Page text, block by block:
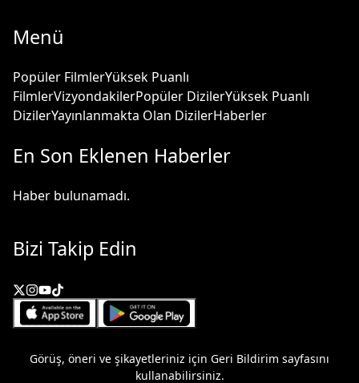
Menü
Popüler FilmlerYüksek Puanlı
FilmlerVizyondakilerPopüler DizilerYüksek Puanlı
DizilerYayınlanmakta Olan DizilerHaberler
En Son Eklenen Haberler
Haber bulunamadı.
Bizi Takip Edin
Görüş, öneri ve şikayetleriniz için Geri Bildirim sayfasını
kullanabilirsiniz.